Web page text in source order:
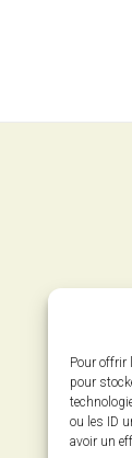
Pour offrir
pour
ou les ID
avoir un